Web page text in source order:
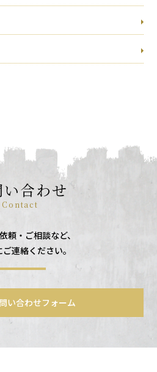
合わせ
Contact
頼・ご相談など、
連絡ください。
い合わせフォーム